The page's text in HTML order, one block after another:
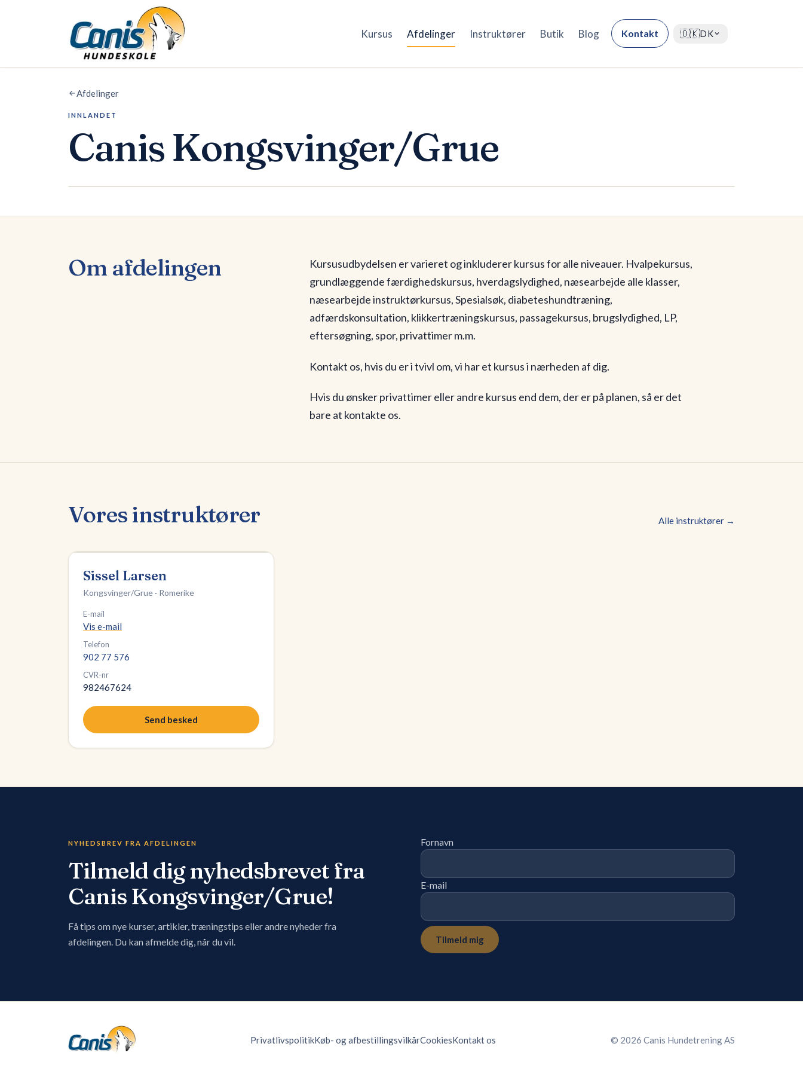
Kursus Afdelinger Instruktører Butik Blog Kontakt 🇩🇰DK
Afdelinger
INNLANDET
CanisKongsvinger/Grue
Om afdelingen
Kursusudbydelsen er varieret og inkluderer kursus for alle niveauer. Hvalpekursus,
grundlæggende færdighedskursus, hverdagslydighed, næsearbejde alle klasser,
næsearbejde instruktørkursus, Spesialsøk, diabeteshundtræning,
adfærdskonsultation, klikkertræningskursus, passagekursus, brugslydighed, LP,
eftersøgning, spor, privattimer m.m.
Kontakt os, hvis du er i tvivl om, vi har et kursus i nærheden af dig.
Hvis du ønsker privattimer eller andre kursus end dem, der er på planen, så er det
bare at kontakte os.
Vores instruktører Alle instruktører →
Sissel Larsen
Kongsvinger/Grue · Romerike
E-mail
Vis e-mail
Telefon
902 77 576
CVR-nr
982467624
Send besked
NYHEDSBREV FRA AFDELINGEN
Tilmeld dig nyhedsbrevet fra
Canis Kongsvinger/Grue!
Få tips om nye kurser, artikler, træningstips eller andre nyheder fra
afdelingen. Du kan afmelde dig, når du vil.
Fornavn
E-mail
Tilmeld mig
PrivatlivspolitikKøb- og afbestillingsvilkårCookiesKontakt os © 2026 Canis Hundetrening AS